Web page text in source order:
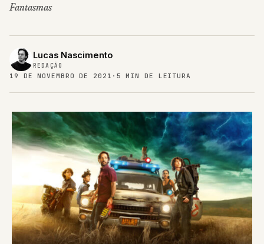
Fantasmas
Lucas Nascimento
REDAÇÃO
19 DE NOVEMBRO DE 2021 · 5 MIN DE LEITURA